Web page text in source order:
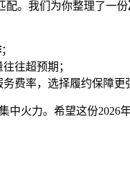
配。我们为你整理了一份
；
往超预期；
务费率，选择履约保障更
中火力。希望这份2026